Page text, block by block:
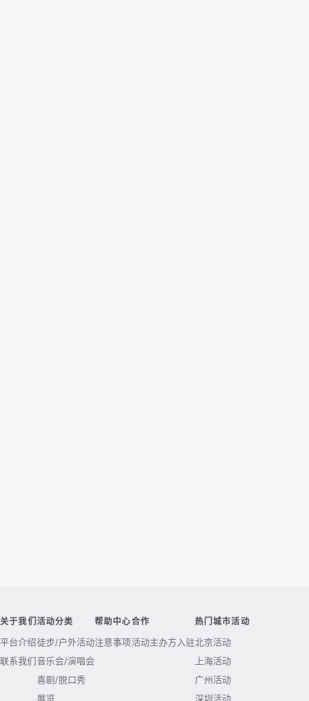
关于我们
平台介绍
联系我们
活动分类
徒步/户外活动
音乐会/演唱会
喜剧/脱口秀
展览
帮助中心
注意事项
合作
活动主办方入驻
热门城市活动
北京活动
上海活动
广州活动
深圳活动